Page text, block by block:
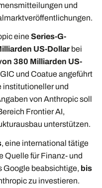
und
eineSeries-G-
US-Dollar bei
380 Milliarden US-
und Coatue angeführt
institutioneller und
von Anthropic soll
Frontier AI,
unterstützen.
, eine international tätige
Quelle für Finanz- und
Google beabsichtige, bis
zu investieren.